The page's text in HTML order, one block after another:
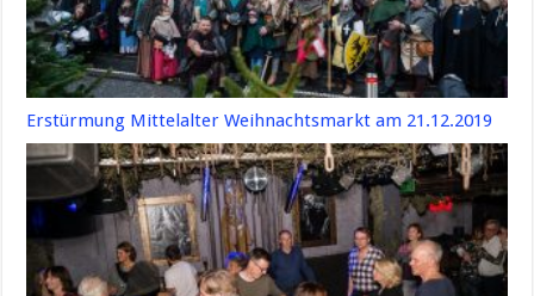
Erstürmung Mittelalter Weihnachtsmarkt am 21.12.2019